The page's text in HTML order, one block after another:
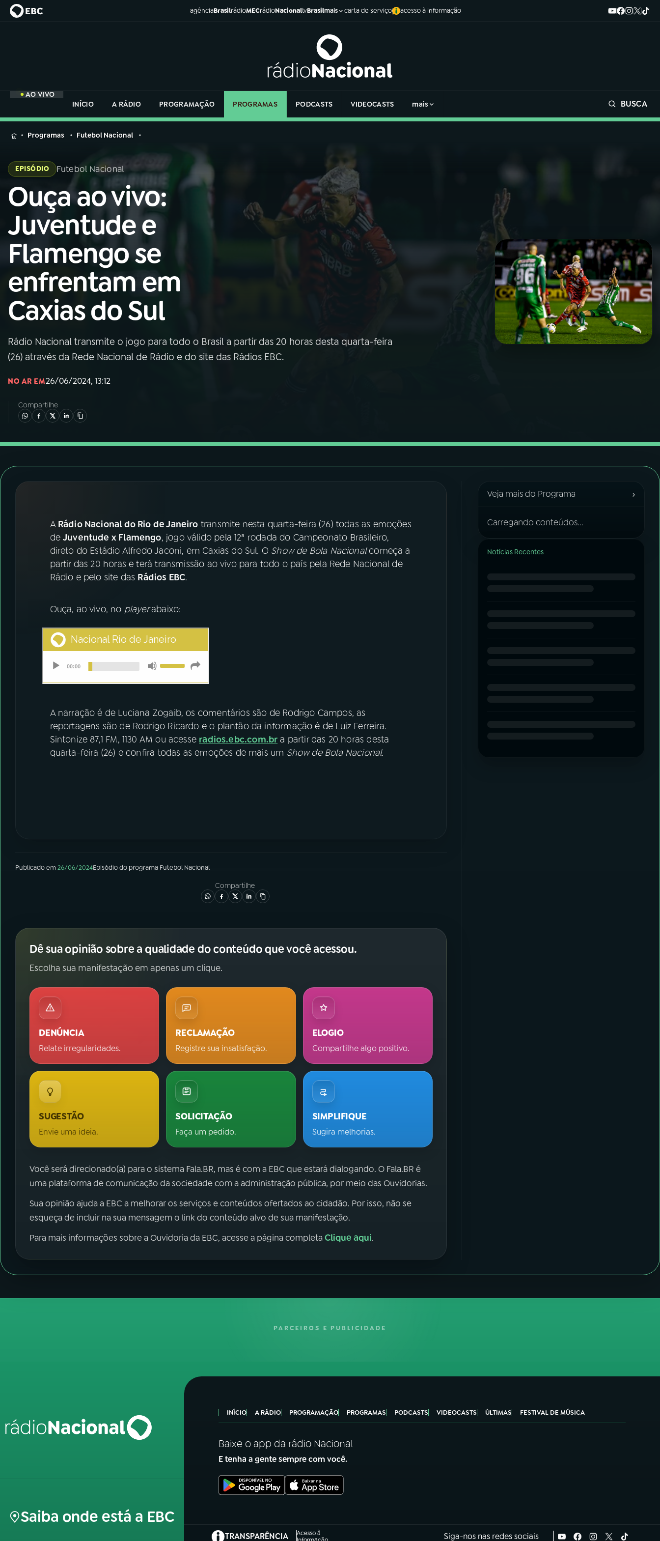
agênciaBrasilrádioMECrádioNacionaltvBrasilmais carta de serviço acesso à informação
AO VIVO
INÍCIO
A RÁDIO PROGRAMAÇÃO PROGRAMAS PODCASTS VIDEOCASTS mais BUSCA
MENU
Buscar
na
Rádio
Nacional
AO VIVO
01INÍCIO
02A RÁDIO
03PROGRAMAÇÃO
04PROGRAMAS
05 PODCASTS
06VIDEOCASTS
07ÚLTIMAS
YouTube Facebook
Instagram X
na
Rádio
Programas Futebol Nacional
EPISÓDIO Futebol Nacional
Ouça ao vivo:
Juventude e
Flamengo se
enfrentam em
Caxias do Sul
Rádio Nacional transmite o jogo para todo o Brasil a partir das 20 horas desta quarta-feira
(26) através da Rede Nacional de Rádio e do site das Rádios EBC.
NO AR EM26/06/2024, 13:12
Compartilhe
A Rádio Nacional do Rio de Janeiro transmite nesta quarta-feira (26) todas as emoções
deJuventude x Flamengo, jogo válido pela 12ª rodada do Campeonato Brasileiro,
direto do Estádio Alfredo Jaconi, em Caxias do Sul. O Show de Bola Nacionalcomeça a
partir das 20 horas e terá transmissão ao vivo para todo o país pela Rede Nacional de
Rádio e pelo site das Rádios EBC.
Ouça, ao vivo, no playerabaixo:
A narração é de Luciana Zogaib, os comentários são de Rodrigo Campos, as
reportagens são de Rodrigo Ricardo e o plantão da informação é de Luiz Ferreira.
Sintonize 87,1 FM, 1130 AM ou acesse radios.ebc.com.br a partir das 20 horas desta
quarta-feira (26) e confira todas as emoções de mais um Show de Bola Nacional.
Publicado em26/06/2024Episódiodo programa Futebol Nacional
Compartilhe
Dê sua opinião sobre a qualidade do conteúdo que você acessou.
Escolha sua manifestação em apenas um clique.
DENÚNCIA
Relate irregularidades.
RECLAMAÇÃO
Registre sua insatisfação.
ELOGIO
Compartilhe algo positivo.
SUGESTÃO
Envie uma ideia.
SOLICITAÇÃO
Faça um pedido.
SIMPLIFIQUE
Sugira melhorias.
Você será direcionado(a) para o sistema Fala.BR, mas é com a EBC que estará dialogando. O Fala.BR é
uma plataforma de comunicação da sociedade com a administração pública, por meio das Ouvidorias.
Sua opinião ajuda a EBC a melhorar os serviços e conteúdos ofertados ao cidadão. Por isso, não se
esqueça de incluir na sua mensagem o link do conteúdo alvo de sua manifestação.
Para mais informações sobre a Ouvidoria da EBC, acesse a página completaClique aqui.
Veja mais do Programa ›
Carregando conteúdos...
Notícias Recentes
PARCEIROS E PUBLICIDADE
Saiba onde está a EBC
INÍCIO A RÁDIO PROGRAMAÇÃO PROGRAMAS PODCASTS VIDEOCASTS ÚLTIMAS FESTIVAL DE MÚSICA
Baixe o app da rádio Nacional
E tenha a gente sempre com você.
TRANSPARÊNCIA
Acesso à
Siga-nos nas redes sociais